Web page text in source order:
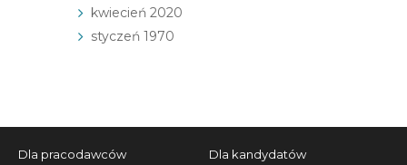
kwiecień 2020
styczeń 1970
Dla pracodawców Dla kandydatów